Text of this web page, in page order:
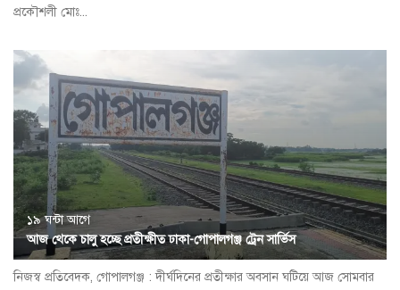
প্রকৌশলী মোঃ...
১৯ ঘন্টা আগে
আজ থেকে চালু হচ্ছে প্রতীক্ষীত ঢাকা-গোপালগঞ্জ ট্রেন সার্ভিস
নিজস্ব প্রতিবেদক, গোপালগঞ্জ : দীর্ঘদিনের প্রতীক্ষার অবসান ঘটিয়ে আজ সোমবার